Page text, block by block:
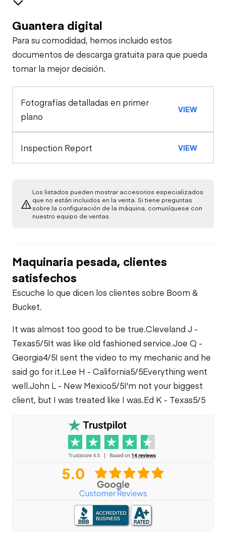
Safety
Out/Stop
General Appearance
Control Station
Warning Lights
Gauges
Limited Function
Engine
Fuel Leaks
Drivetrain
Limited Function
Check (Drivetrain-
Chassis
Hydraulics
Guantera digital
Para su comodidad, hemos incluido estos
documentos de descarga gratuita para que pueda
tomar la mejor decisión.
Fotografías detalladas en primer
plano
VIEW
Inspection Report VIEW
Los listados pueden mostrar accesorios especializados
que no están incluidos en la venta. Si tiene preguntas
sobre la configuración de la máquina, comuníquese con
nuestro equipo de ventas.
Maquinaria pesada, clientes
satisfechos
Escuche lo que dicen los clientes sobre Boom &
Bucket.
It was almost too good to be true.Cleveland J -
Texas5/5It was like old fashioned service.Joe Q -
Georgia4/5I sent the video to my mechanic and he
said go for it.Lee H - California5/5Everything went
well.John L - New Mexico5/5I'm not your biggest
client, but I was treated like I was.Ed K - Texas5/5